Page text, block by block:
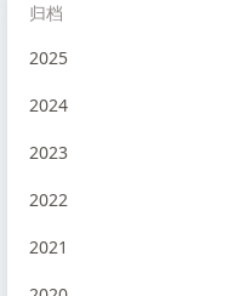
归档
2025
2024
2023
2022
2021